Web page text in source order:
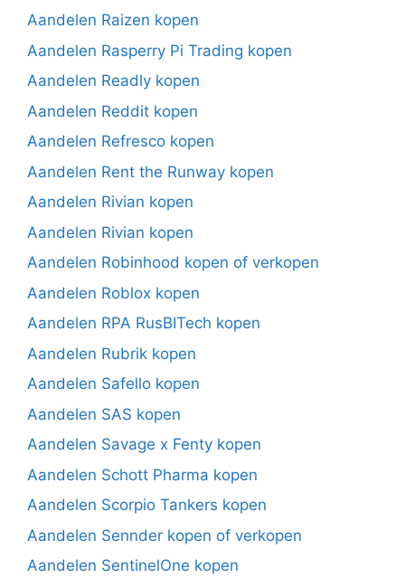
Aandelen Raizen kopen
Aandelen Rasperry Pi Trading kopen
Aandelen Readly kopen
Aandelen Reddit kopen
Aandelen Refresco kopen
Aandelen Rent the Runway kopen
Aandelen Rivian kopen
Aandelen Rivian kopen
Aandelen Robinhood kopen of verkopen
Aandelen Roblox kopen
Aandelen RPA RusBITech kopen
Aandelen Rubrik kopen
Aandelen Safello kopen
Aandelen SAS kopen
Aandelen Savage x Fenty kopen
Aandelen Schott Pharma kopen
Aandelen Scorpio Tankers kopen
Aandelen Sennder kopen of verkopen
Aandelen SentinelOne kopen